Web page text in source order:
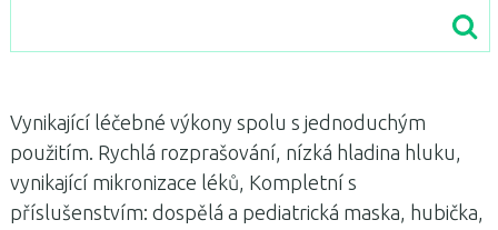
Vynikající léčebné výkony spolu s jednoduchým
použitím. Rychlá rozprašování, nízká hladina hluku,
vynikající mikronizace léků, Kompletní s
příslušenstvím: dospělá a pediatrická maska, hubička,